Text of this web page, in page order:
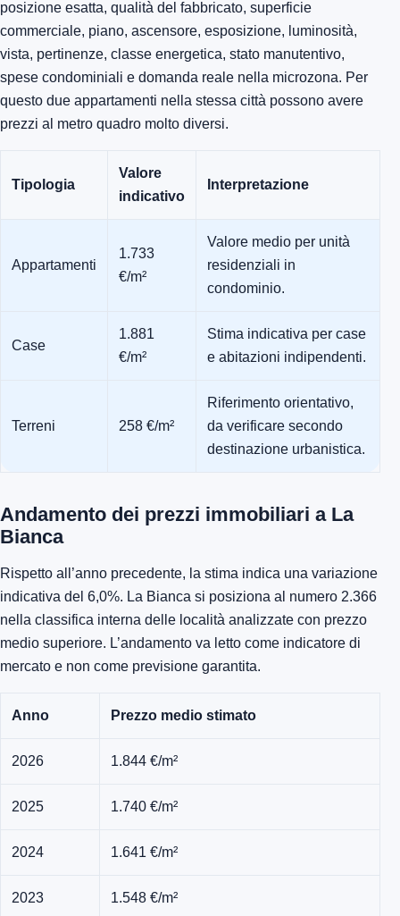
posizione esatta, qualità del fabbricato, superficie
commerciale, piano, ascensore, esposizione, luminosità,
vista, pertinenze, classe energetica, stato manutentivo,
spese condominiali e domanda reale nella microzona. Per
questo due appartamenti nella stessa città possono avere
prezzi al metro quadro molto diversi.
Tipologia
Valore
indicativo
Interpretazione
Appartamenti
1.733
€/m²
Valore medio per unità
residenziali in
condominio.
Case
1.881
€/m²
Stima indicativa per case
e abitazioni indipendenti.
Terreni 258 €/m²
Riferimento orientativo,
da verificare secondo
destinazione urbanistica.
Andamento dei prezzi immobiliari a La
Bianca
Rispetto all’anno precedente, la stima indica una variazione
indicativa del 6,0%. La Bianca si posiziona al numero 2.366
nella classifica interna delle località analizzate con prezzo
medio superiore. L’andamento va letto come indicatore di
mercato e non come previsione garantita.
Anno Prezzo medio stimato
2026 1.844 €/m²
2025 1.740 €/m²
2024 1.641 €/m²
2023 1.548 €/m²